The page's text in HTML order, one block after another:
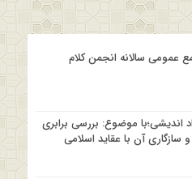
عمومی سالانه انجمن کلام
اندیشی؛با موضوع: بررسی برابری
و سازگاری آن با عقاید اسلامی